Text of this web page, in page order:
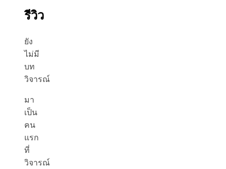
รีวิว
ยัง
ไม่มี
บท
วิจารณ์
มา
เป็น
คน
แรก
ที่
วิจารณ์